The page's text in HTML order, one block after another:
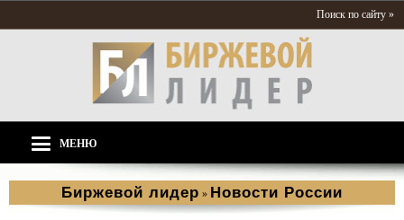
Поиск по сайту »
МЕНЮ
Биржевой лидер » Новости России